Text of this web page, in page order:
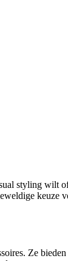
styling wilt
keuze
Ze bieden